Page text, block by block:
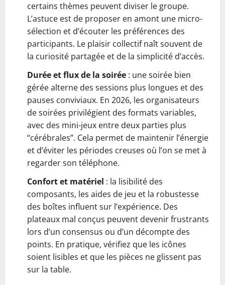
certains thèmes peuvent diviser le groupe.
L’astuce est de proposer en amont une micro-
sélection et d’écouter les préférences des
participants. Le plaisir collectif naît souvent de
la curiosité partagée et de la simplicité d’accès.
Durée et flux de la soirée : une soirée bien
gérée alterne des sessions plus longues et des
pauses conviviaux. En 2026, les organisateurs
de soirées privilégient des formats variables,
avec des mini-jeux entre deux parties plus
“cérébrales”. Cela permet de maintenir l’énergie
et d’éviter les périodes creuses où l’on se met à
regarder son téléphone.
Confort et matériel : la lisibilité des
composants, les aides de jeu et la robustesse
des boîtes influent sur l’expérience. Des
plateaux mal conçus peuvent devenir frustrants
lors d’un consensus ou d’un décompte des
points. En pratique, vérifiez que les icônes
soient lisibles et que les pièces ne glissent pas
sur la table.